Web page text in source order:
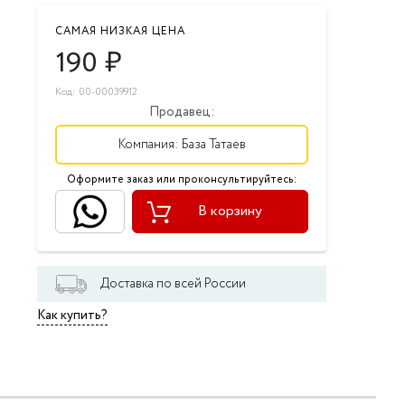
САМАЯ НИЗКАЯ ЦЕНА
190 ₽
Код: 00-00039912
Продавец:
Компания: База Татаев
Оформите заказ или проконсультируйтесь:
В корзину
Доставка по всей России
Как купить?